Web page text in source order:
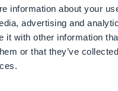
information about your
advertising and
it with other information
or that they’ve
push-meddelelser